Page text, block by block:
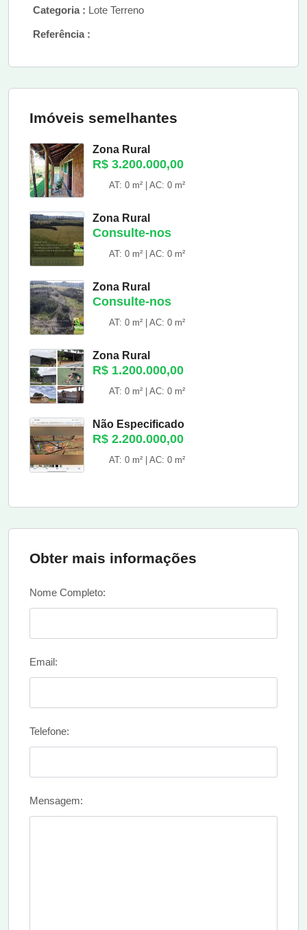
Categoria : Lote Terreno
Referência :
Imóveis semelhantes
Zona Rural
R$ 3.200.000,00
AT: 0 m² | AC: 0 m²
Zona Rural
Consulte-nos
AT: 0 m² | AC: 0 m²
Zona Rural
Consulte-nos
AT: 0 m² | AC: 0 m²
Zona Rural
R$ 1.200.000,00
AT: 0 m² | AC: 0 m²
Não Especificado
R$ 2.200.000,00
AT: 0 m² | AC: 0 m²
Obter mais informações
Nome Completo:
Email:
Telefone:
Mensagem: